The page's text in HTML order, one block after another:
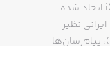
کنید و از مشکلاتی که برای کاربران ایرانی سیستم عامل iOS ایجاد شده
نظیر
پیام‌رسان‌ها